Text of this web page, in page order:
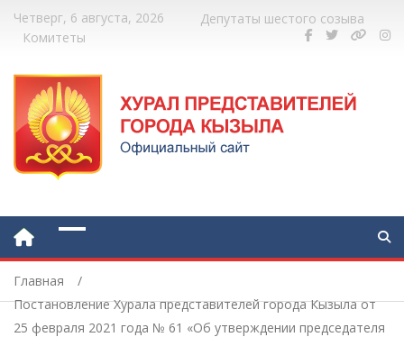
Четверг, 6 августа, 2026
Депутаты шестого созыва
Комитеты
Главная
Постановление Хурала представителей города Кызыла от
25 февраля 2021 года № 61 «Об утверждении председателя